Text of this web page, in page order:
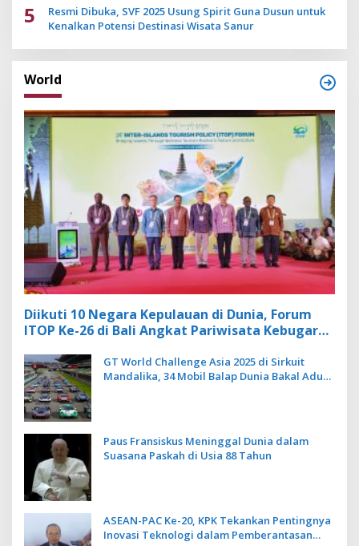
5
Resmi Dibuka, SVF 2025 Usung Spirit Guna Dusun untuk
Kenalkan Potensi Destinasi Wisata Sanur
World
Diikuti 10 Negara Kepulauan di Dunia, Forum
ITOP Ke-26 di Bali Angkat Pariwisata Kebugaran
GT World Challenge Asia 2025 di Sirkuit
Mandalika, 34 Mobil Balap Dunia Bakal Adu
Paus Fransiskus Meninggal Dunia dalam
Suasana Paskah di Usia 88 Tahun
ASEAN-PAC Ke-20, KPK Tekankan Pentingnya
Inovasi Teknologi dalam Pemberantasan